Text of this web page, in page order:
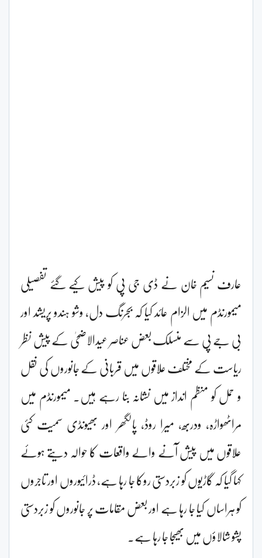
عارف نسیم خان نے ڈی جی پی کو پیش کیے گئے تفصیلی
میمورنڈم میں الزام عائد کیا کہ بجرنگ دل، وشو ہندو پریشد اور
بی جے پی سے منسلک بعض عناصر عیدالاضحیٰ کے پیش نظر
ریاست کے مختلف علاقوں میں قربانی کے جانوروں کی نقل
و حمل کو منظم انداز میں نشانہ بنا رہے ہیں۔ میمورنڈم میں
مراٹھواڑہ، ودربھ، میرا روڈ، پالگھر اور بھیونڈی سمیت کئی
علاقوں میں پیش آنے والے واقعات کا حوالہ دیتے ہوئے
کہا گیا کہ گاڑیوں کو زبردستی روکا جا رہا ہے، ڈرائیوروں اور تاجروں
کو ہراساں کیا جا رہا ہے اور بعض مقامات پر جانوروں کو زبردستی
پشو شالاؤں میں بھیجا جا رہا ہے۔